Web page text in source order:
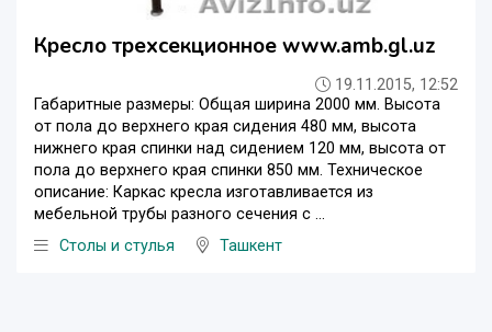
Кресло трехсекционное www.amb.gl.uz
19.11.2015, 12:52
Габаритные размеры: Общая ширина 2000 мм. Высота
от пола до верхнего края сидения 480 мм, высота
нижнего края спинки над сидением 120 мм, высота от
пола до верхнего края спинки 850 мм. Техническое
описание: Каркас кресла изготавливается из
мебельной трубы разного сечения с ...
Столы и стулья
Ташкент